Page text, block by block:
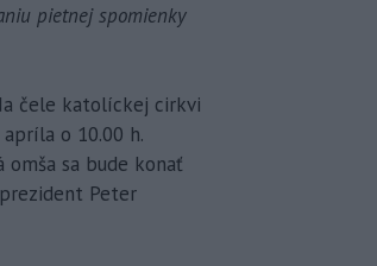
pietnej spomienky
čele katolíckej cirkvi
o 10.00 h.
omša sa bude konať
Peter